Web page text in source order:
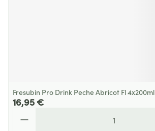
Fresubin Pro Drink Peche Abricot Fl 4x200ml
16,95 €